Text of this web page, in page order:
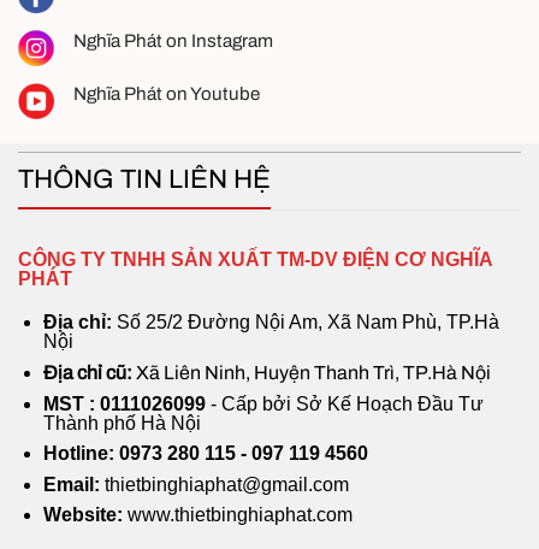
bảo hành dài hạn
Nghĩa Phátlà đơn vị phân phối sản phẩmQuạt
trần công nghiệp HVLS chính hãng , quạt trần công
nghiệp motor hộp số giảm tốc, quạt trần công
nghiệp động cơ DC nam châm vĩnh cửu, với chính
sách bảo hành động cơ lên đến 12 tháng sử dụng.
Nghĩa Phát on Instagram
Nghĩa Phát on Youtube
THÔNG TIN LIÊN HỆ
CÔNG TY TNHH SẢN XUẤT TM-DV ĐIỆN CƠ NGHĨA
PHÁT
Địa chỉ: Số 25/2 Đường Nội Am, Xã Nam Phù, TP.Hà
Nội
Địa chỉ cũ: Xã Liên Ninh, Huyện Thanh Trì, TP.Hà Nội
MST : 0111026099 - Cấp bởi Sở Kế Hoạch Đầu Tư
Thành phố Hà Nội
Hotline: 0973 280 115 - 097 119 4560
Email: thietbinghiaphat@gmail.com
Website: www.thietbinghiaphat.com